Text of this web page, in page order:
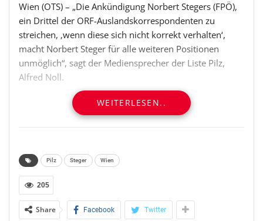
Wien (OTS) – „Die Ankündigung Norbert Stegers (FPÖ),
ein Drittel der ORF-Auslandskorrespondenten zu
streichen, ‚wenn diese sich nicht korrekt verhalten‘,
macht Norbert Steger für alle weiteren Positionen
unmöglich“, sagt der Mediensprecher der Liste Pilz,
Alfred Noll.
Norbert Steger ist seit 1986 eine vernachlässigenswerte
politische Figur. Nun versucht er durch diese unsägliche
„Es ist nicht Sache der politischen Parteien und auch
nicht des ORF-Stiftungsrates, die Anzahl und Qualität
der ORF-Auslandskorrespondenten zu bestimmen. Und
schon gar nicht ist es Sache des Stiftungsrates Norbert
WEITERLESEN..
Pilz Steger Wien
205
Share Facebook Twitter